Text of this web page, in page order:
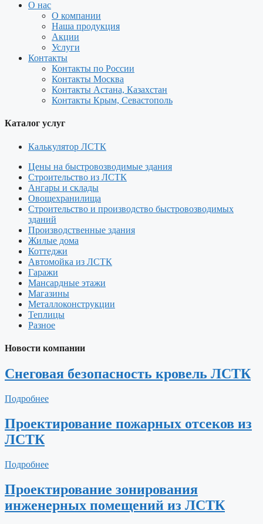
О нас
О компании
Наша продукция
Акции
Услуги
Контакты
Контакты по России
Контакты Москва
Контакты Астана, Казахстан
Контакты Крым, Севастополь
Каталог услуг
Калькулятор ЛСТК
Цены на быстровозводимые здания
Строительство из ЛСТК
Ангары и склады
Овощехранилища
Строительство и производство быстровозводимых
зданий
Производственные здания
Жилые дома
Коттеджи
Автомойка из ЛСТК
Гаражи
Мансардные этажи
Магазины
Металлоконструкции
Теплицы
Разное
Новости компании
Снеговая безопасность кровель ЛСТК
Подробнее
Проектирование пожарных отсеков из
ЛСТК
Подробнее
Проектирование зонирования
инженерных помещений из ЛСТК